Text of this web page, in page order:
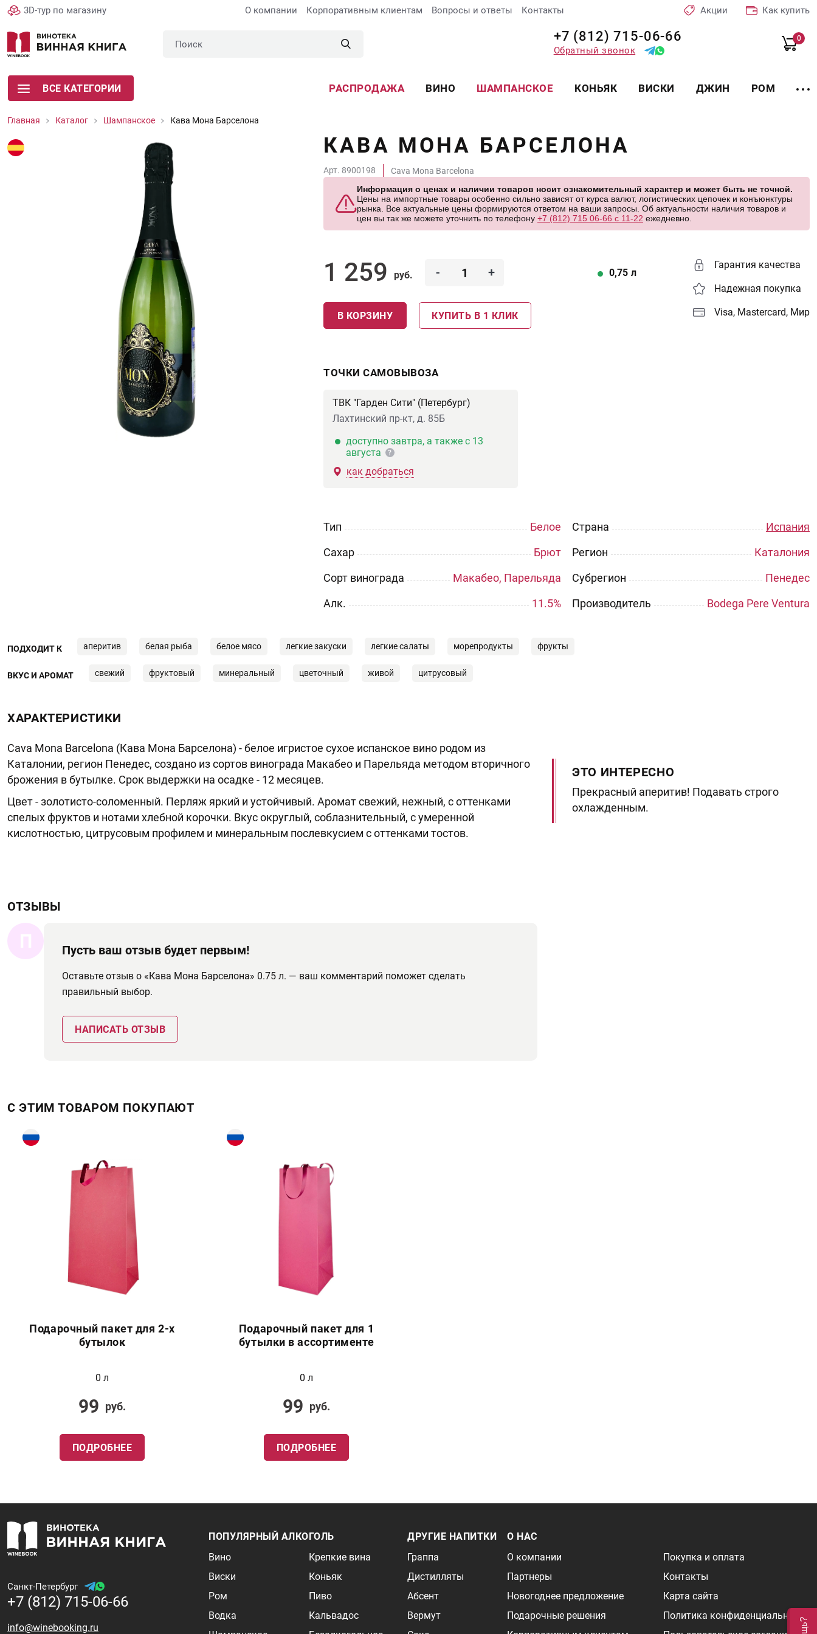
3D-тур по магазину О компании Корпоративным клиентам Вопросы и ответы Контакты Акции Как купить
+7 (812) 715-06-66
Обратный звонок
0
ВСЕ КАТЕГОРИИ РАСПРОДАЖА ВИНО ШАМПАНСКОЕ КОНЬЯК ВИСКИ ДЖИН РОМ
Главная Каталог Шампанское Кава Мона Барселона
КАВА МОНА БАРСЕЛОНА
Арт. 8900198
Cava Mona Barcelona
Информация о ценах и наличии товаров носит ознакомительный характер и может быть не точной.
Цены на импортные товары особенно сильно зависят от курса валют, логистических цепочек и конъюнктуры
рынка. Все актуальные цены формируются ответом на ваши запросы. Об актуальности наличия товаров и
цен вы так же можете уточнить по телефону +7 (812) 715 06-66 с 11-22 ежедневно.
1 259 руб. - +
В КОРЗИНУ КУПИТЬ В 1 КЛИК
0,75 л
Гарантия качества
Надежная покупка
Visa, Mastercard, Мир
ТОЧКИ САМОВЫВОЗА
ТВК "Гарден Сити" (Петербург)
Лахтинский пр-кт, д. 85Б
доступно завтра, а также с 13
августа
?
как добраться
Тип
Белое
Сахар
Брют
Сорт винограда
Макабео, Парельяда
Aлк.
11.5%
Страна
Испания
Регион
Каталония
Субрегион
Пенедес
Производитель
Bodega Pere Ventura
ПОДХОДИТ К аперитив белая рыба белое мясо легкие закуски легкие салаты морепродукты фрукты
ВКУС И АРОМАТ свежий фруктовый минеральный цветочный живой цитрусовый
ХАРАКТЕРИСТИКИ
Cava Mona Barcelona (Кава Мона Барселона) - белое игристое сухое испанское вино родом из
Каталонии, регион Пенедес, создано из сортов винограда Макабео и Парельяда методом вторичного
брожения в бутылке. Срок выдержки на осадке - 12 месяцев.
Цвет - золотисто-соломенный. Перляж яркий и устойчивый. Аромат свежий, нежный, с оттенками
спелых фруктов и нотами хлебной корочки. Вкус округлый, соблазнительный, с умеренной
кислотностью, цитрусовым профилем и минеральным послевкусием с оттенками тостов.
ЭТО ИНТЕРЕСНО
Прекрасный аперитив! Подавать строго
охлажденным.
ОТЗЫВЫ
П Пусть ваш отзыв будет первым!
Оставьте отзыв о «Кава Мона Барселона» 0.75 л. — ваш комментарий поможет сделать
правильный выбор.
НАПИСАТЬ ОТЗЫВ
С ЭТИМ ТОВАРОМ ПОКУПАЮТ
Подарочный пакет для 2-х
бутылок
0 л
99 руб.
ПОДРОБНЕЕ
Подарочный пакет для 1
бутылки в ассортименте
0 л
99 руб.
ПОДРОБНЕЕ
Санкт-Петербург
+7 (812) 715-06-66
info@winebooking.ru
ПОПУЛЯРНЫЙ АЛКОГОЛЬ
Вино
Виски
Ром
Водка
Крепкие вина
Коньяк
Пиво
Кальвадос
ДРУГИЕ НАПИТКИ
Граппа
Дистилляты
Абсент
Вермут
О НАС
О компании
Партнеры
Новогоднее предложение
Подарочные решения
Покупка и оплата
Контакты
Карта сайта
Политика конфиденциальности